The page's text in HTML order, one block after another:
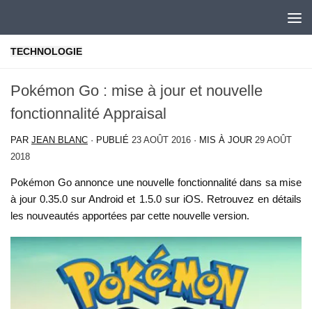
TECHNOLOGIE
Pokémon Go : mise à jour et nouvelle
fonctionnalité Appraisal
PAR JEAN BLANC · PUBLIÉ 23 AOÛT 2016 · MIS À JOUR 29 AOÛT
2018
Pokémon Go annonce une nouvelle fonctionnalité dans sa mise
à jour 0.35.0 sur Android et 1.5.0 sur iOS. Retrouvez en détails
les nouveautés apportées par cette nouvelle version.